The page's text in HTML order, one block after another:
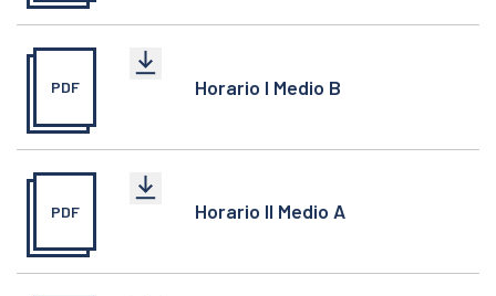
PDF Horario I Medio B
PDF Horario II Medio A